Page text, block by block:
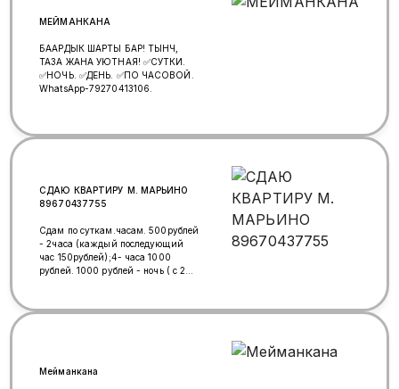
МЕЙМАНКАНА
БААРДЫК ШАРТЫ БАР! ТЫНЧ,
ТАЗА ЖАНА УЮТНАЯ! ✅СУТКИ.
✅НОЧЬ. ✅ДЕНЬ. ✅ПО ЧАСОВОЙ.
WhatsApp-79270413106.
СДАЮ КВАРТИРУ М. МАРЬИНО
89670437755
Сдам по суткам.часам. 500рублей
- 2часа (каждый последующий
час 150рублей);4- часа 1000
рублей. 1000 рублей - ночь ( с 20-
Залоговой суммы нет. Постельные
Фотографии соответствуют.
Мейманкана